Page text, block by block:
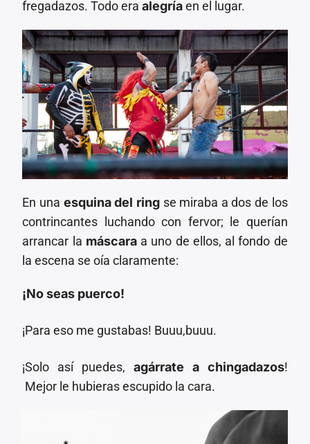
fregadazos. Todo eraalegríaen el lugar.
En una esquina del ringse miraba a dos de los
contrincantes luchando con fervor; le querían
arrancar la máscaraa uno de ellos, al fondo de
la escena se oía claramente:
¡No seas puerco!
¡Para eso me gustabas! Buuu,buuu.
¡Solo así puedes, agárrate a chingadazos!
Mejor le hubieras escupido la cara.